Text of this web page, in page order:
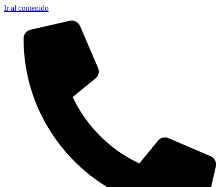
Ir al contenido